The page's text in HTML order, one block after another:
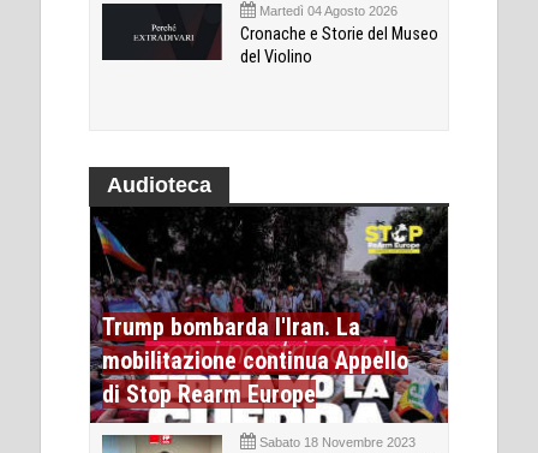
Martedì 04 Agosto 2026
Cronache e Storie del Museo
del Violino
Audioteca
Trump bombarda l'Iran. La
mobilitazione continua Appello
di Stop Rearm Europe
Sabato 18 Novembre 2023